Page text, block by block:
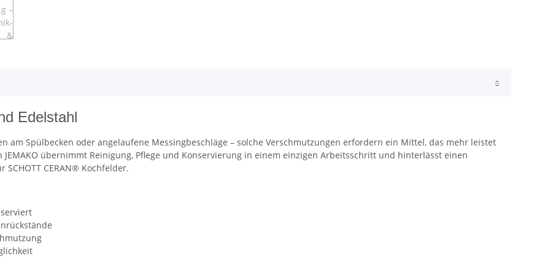
Edelstahl
am Spülbecken oder angelaufene Messingbeschläge – solche Verschmutzungen erfordern ein Mittel, das mehr leistet
übernimmt Reinigung, Pflege und Konservierung in einem einzigen Arbeitsschritt und hinterlässt einen
CERAN® Kochfelder.